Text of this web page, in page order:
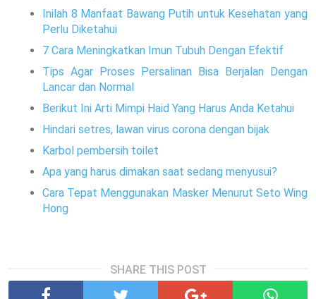
Inilah 8 Manfaat Bawang Putih untuk Kesehatan yang
Perlu Diketahui
7 Cara Meningkatkan Imun Tubuh Dengan Efektif
Tips Agar Proses Persalinan Bisa Berjalan Dengan
Lancar dan Normal
Berikut Ini Arti Mimpi Haid Yang Harus Anda Ketahui
Hindari setres, lawan virus corona dengan bijak
Karbol pembersih toilet
Apa yang harus dimakan saat sedang menyusui?
Cara Tepat Menggunakan Masker Menurut Seto Wing
Hong
SHARE THIS POST